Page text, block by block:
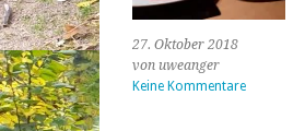
27. Oktober 2018
von uweanger
Keine Kommentare